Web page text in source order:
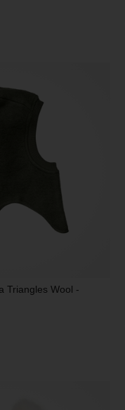
Triangles Wool -